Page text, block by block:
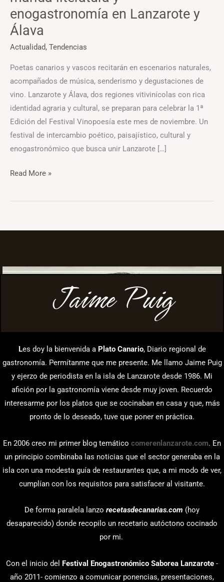
enogastronomía en Lanzarote y
Álava
Actualidad, Tendencias
Poetas canarios y vascos recitarán en escenarios naturales,
acompañados de música, senderismo y degustaciones de
vino. Lanzarote y Álava, dos regiones vitivinícolas con rica
identidad agraria y cultural, se preparan para celebrar la 1ª
Edición del Festival Vinopoesía este mes de noviembre. Un
festival de intercambio poético, paisajístico, cultural y
enogastronómico que busca unir Lanzarote […]
Read More »
Jaime Puig
Les doy la bienvenida a Plato Canario, Diario regional de
gastronomía. Permítanme que me presente. Me llamo Jaime Puig
y ejerzo de periodista en la isla de Lanzarote desde 1986. Mi
afición por la gastronomía viene desde muy joven. Recuerdo
interesarme por los platos que se cocinaban en casa y que, más
pronto de lo deseado, tuve que poner en práctica.
En 2006 creo mi primer blog temático comerenlanzarote.com. En
un principio combinaba las noticias que el sector generaba en la
isla con una modesta guía de restaurantes que, a mi modo de ver,
cumplían con los requisitos para satisfacer al visitante.
De forma paralela lanzo recetasdecanarias.com (hoy
desaparecido) donde recopilo un recetario autóctono cocinado
por mi.
Con el inicio del Festival Enogastronómico Saborea Lanzarote -
año 2011- comienzo a comunicar ponencias, presentaciones,